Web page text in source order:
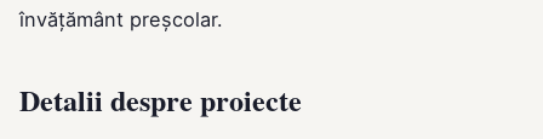
învățământ preșcolar.
Detalii despre proiecte